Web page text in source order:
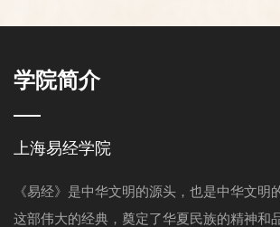
学院简介
上海易经学院
《易经》是中华文明的源头，也是中华文明
这部伟大的经典，奠定了华夏民族的精神和